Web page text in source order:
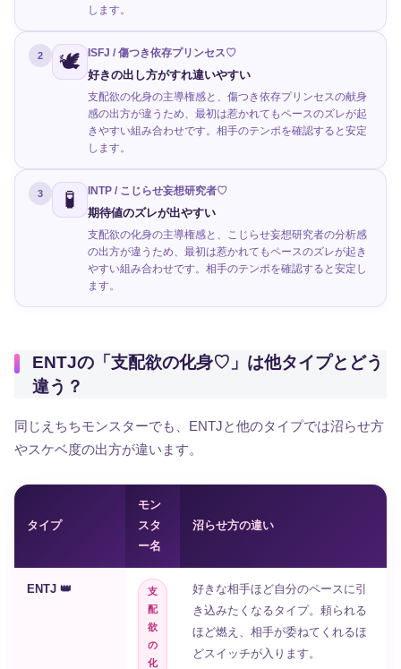
します。
2 🕊️ ISFJ / 傷つき依存プリンセス♡
好きの出し方がすれ違いやすい
支配欲の化身の主導権感と、傷つき依存プリンセスの献身
感の出方が違うため、最初は惹かれてもペースのズレが起
きやすい組み合わせです。相手のテンポを確認すると安定
します。
3 🧪 INTP / こじらせ妄想研究者♡
期待値のズレが出やすい
支配欲の化身の主導権感と、こじらせ妄想研究者の分析感
の出方が違うため、最初は惹かれてもペースのズレが起き
やすい組み合わせです。相手のテンポを確認すると安定し
ます。
ENTJの「支配欲の化身♡」は他タイプとどう
違う？
同じえちちモンスターでも、ENTJと他のタイプでは沼らせ方
やスケベ度の出方が違います。
タイプ
モン
スタ
ー名
沼らせ方の違い
ENTJ 👑
支
配
欲
の
化
好きな相手ほど自分のペースに引
き込みたくなるタイプ。頼られる
ほど燃え、相手が委ねてくれるほ
どスイッチが入ります。